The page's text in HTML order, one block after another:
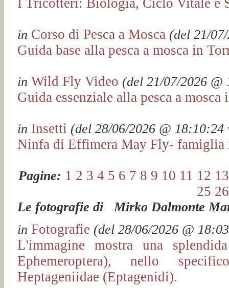
in Corso di Pesca a Mosca (del 21/
Guida base alla pesca a mosca in
in Wild Fly Video (del 21/07/2026
Guida essenziale alla pesca a mosca
in Insetti (del 28/06/2026 @ 18:10:24
Ninfa di Effimera May Fly- famiglia
Pagine: 1 2 3 4 5 6 7 8 9 10 11 12 13
25 26
Le fotografie di Mirko Dalmonte
in Fotografie (del 28/06/2026 @
L'immagine mostra una
Ephemeroptera), nello
Heptageniidae (Eptagenidi).